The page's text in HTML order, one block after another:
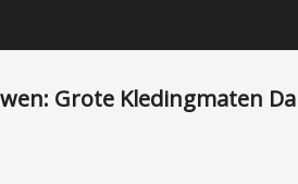
Grote Kledingmaten